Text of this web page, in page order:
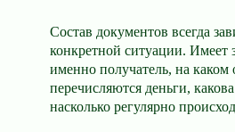
Состав документов всегда
конкретной ситуации. Имеет
именно получатель, на
перечисляются деньги,
насколько регулярно